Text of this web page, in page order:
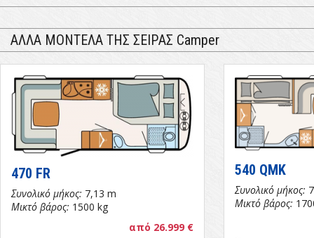
ΑΛΛΑ ΜΟΝΤΕΛΑ ΤΗΣ ΣΕΙΡΑΣ Camper
470 FR
Συνολικό μήκος: 7,13 m
Μικτό βάρος: 1500 kg
από 26.999 €
540 QMK
Συνολικό μήκος:
Μικτό βάρος: